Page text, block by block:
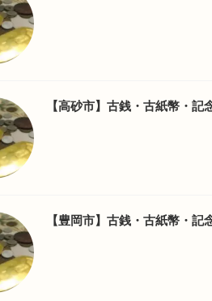
【高砂市】古銭・古紙幣・
【豊岡市】古銭・古紙幣・